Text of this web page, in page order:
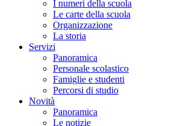
I numeri della scuola
Le carte della scuola
Organizzazione
La storia
Servizi
Panoramica
Personale scolastico
Famiglie e studenti
Percorsi di studio
Novità
Panoramica
Le notizie